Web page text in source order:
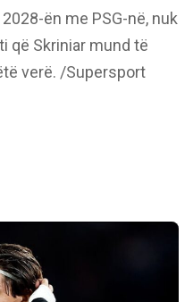
ën me PSG-në, nuk
që Skriniar mund të
verë. /Supersport